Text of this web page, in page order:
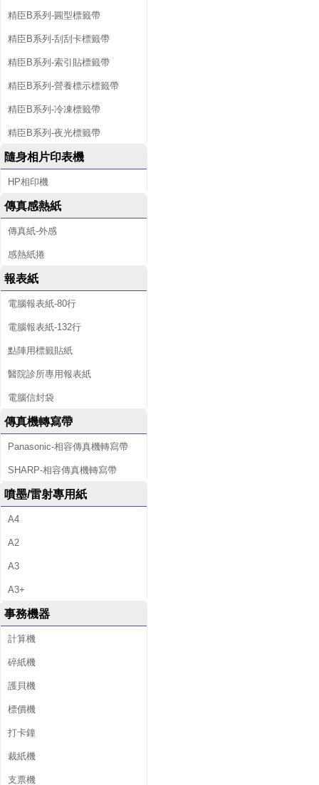
精臣B系列-圓型標籤帶
精臣B系列-刮刮卡標籤帶
精臣B系列-索引貼標籤帶
精臣B系列-營養標示標籤帶
精臣B系列-冷凍標籤帶
精臣B系列-夜光標籤帶
隨身相片印表機
HP相印機
傳真感熱紙
傳真紙-外感
感熱紙捲
報表紙
電腦報表紙-80行
電腦報表紙-132行
點陣用標籤貼紙
醫院診所專用報表紙
電腦信封袋
傳真機轉寫帶
Panasonic-相容傳真機轉寫帶
SHARP-相容傳真機轉寫帶
噴墨/雷射專用紙
A4
A2
A3
A3+
事務機器
計算機
碎紙機
護貝機
標價機
打卡鐘
裁紙機
支票機